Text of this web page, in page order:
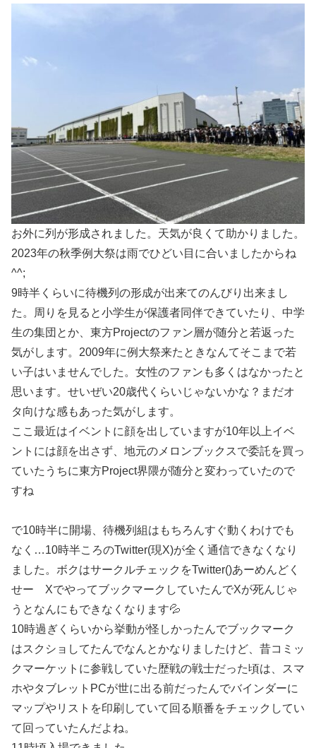
お外に列が形成されました。天気が良くて助かりました。
2023年の秋季例大祭は雨でひどい目に合いましたからね
^^;
9時半くらいに待機列の形成が出来てのんびり出来まし
た。周りを見ると小学生が保護者同伴できていたり、中学
生の集団とか、東方Projectのファン層が随分と若返った
気がします。2009年に例大祭来たときなんてそこまで若
い子はいませんでした。女性のファンも多くはなかったと
思います。せいぜい20歳代くらいじゃないかな？まだオ
タ向けな感もあった気がします。
ここ最近はイベントに顔を出していますが10年以上イベ
ントには顔を出さず、地元のメロンブックスで委託を買っ
ていたうちに東方Project界隈が随分と変わっていたので
すね
で10時半に開場、待機列組はもちろんすぐ動くわけでも
なく…10時半ころのTwitter(現X)が全く通信できなくなり
ました。ボクはサークルチェックをTwitter()あーめんどく
せー XでやってブックマークしていたんでXが死んじゃ
うとなんにもできなくなります💦
10時過ぎくらいから挙動が怪しかったんでブックマーク
はスクショしてたんでなんとかなりましたけど、昔コミッ
クマーケットに参戦していた歴戦の戦士だった頃は、スマ
ホやタブレットPCが世に出る前だったんでバインダーに
マップやリストを印刷していて回る順番をチェックしてい
て回っていたんだよね。